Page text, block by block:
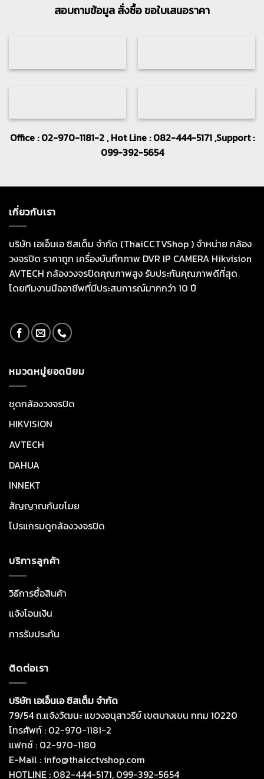
สอบถามข้อมูล สั่งซื้อ ขอใบเสนอราคา
Office : 02-970-1181-2 , Hot Line : 082-444-5171 ,Support :
099-392-5654
เกี่ยวกับเรา
บริษัท เอเอ็นเอ ซิสเต็ม จำกัด (ThaiCCTVShop ) จำหน่าย กล้อง
วงจรปิด ราคาถูก เครื่องบันทึกภาพ DVR IP CAMERA Hikvision
AVTECH กล้องวงจรปิดคุณภาพสูง รับประกันคุณภาพดีที่สุด
โดยทีมงานมืออาชีพที่มีประสบการณ์มากกว่า 10 ปี
หมวดหมู่ยอดนิยม
ชุดกล้องวงจรปิด
HIKVISION
AVTECH
DAHUA
INNEKT
สัญญาณกันขโมย
โปรแกรมดูกล้องวงจรปิด
บริการลูกค้า
วิธีการซื้อสินค้า
แจ้งโอนเงิน
การรับประกัน
ติดต่อเรา
บริษัท เอเอ็นเอ ซิสเต็ม จำกัด
79/54 ถ.แจ้งวัฒนะ แขวงอนุสาวรีย์ เขตบางเขน กทม 10220
โทรศัพท์ : 02-970-1181-2
แฟกซ์ : 02-970-1180
E-Mail : info@thaicctvshop.com
HOTLINE : 082-444-5171, 099-392-5654